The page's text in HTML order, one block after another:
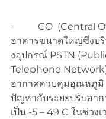
-          CO  (Central
อาคารขนาดใหญ่ซึ่งบ
งอุปกรณ์ PSTN
Telephone
อากาศควบคุมอุณหภูมิ
ปัญหากับระยยปรับอา
เป็น -5 – 49 C ในช่วง